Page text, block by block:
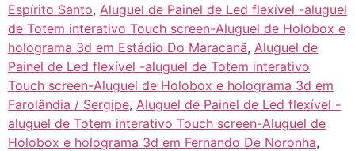
Espírito Santo, Aluguel de Painel de Led flexível -aluguel
de Totem interativo Touch screen-Aluguel de Holobox e
holograma 3d em Estádio Do Maracanã, Aluguel de
Painel de Led flexível -aluguel de Totem interativo
Touch screen-Aluguel de Holobox e holograma 3d em
Farolândia / Sergipe, Aluguel de Painel de Led flexível -
aluguel de Totem interativo Touch screen-Aluguel de
Holobox e holograma 3d em Fernando De Noronha,